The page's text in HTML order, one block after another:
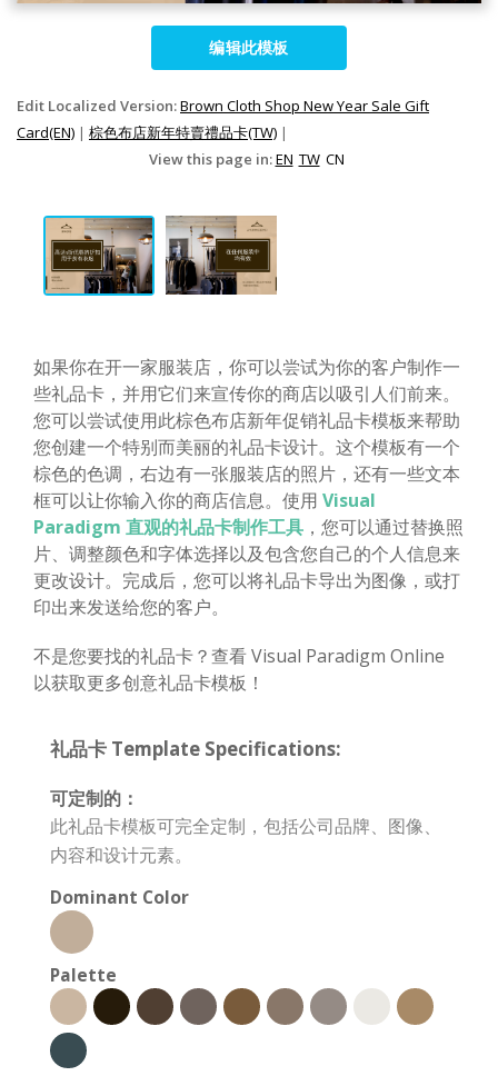
编辑此模板
Edit Localized Version:Brown Cloth Shop New Year Sale Gift
Card(EN) | 棕色布店新年特賣禮品卡(TW) |
View this page in:EN TW CN
如果你在开一家服装店，你可以尝试为你的客户制作一
些礼品卡，并用它们来宣传你的商店以吸引人们前来。
您可以尝试使用此棕色布店新年促销礼品卡模板来帮助
您创建一个特别而美丽的礼品卡设计。这个模板有一个
棕色的色调，右边有一张服装店的照片，还有一些文本
框可以让你输入你的商店信息。使用 Visual
Paradigm 直观的礼品卡制作工具 ，您可以通过替换照
片、调整颜色和字体选择以及包含您自己的个人信息来
更改设计。完成后，您可以将礼品卡导出为图像，或打
印出来发送给您的客户。
不是您要找的礼品卡？查看 Visual Paradigm Online
以获取更多创意礼品卡模板！
礼品卡 Template Specifications:
可定制的：
此礼品卡模板可完全定制，包括公司品牌、图像、
内容和设计元素。
Dominant Color
Palette